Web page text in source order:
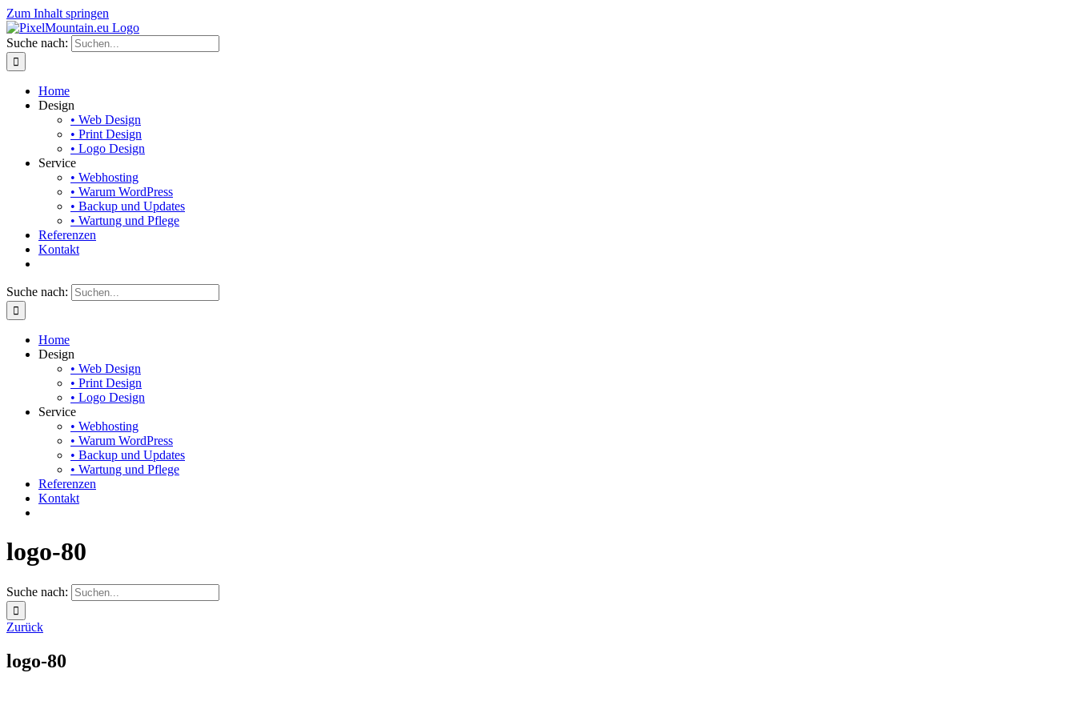
Zum Inhalt springen
Suche nach:
Home
Design
• Web Design
• Print Design
• Logo Design
Service
• Webhosting
• Warum WordPress
• Backup und Updates
• Wartung und Pflege
Referenzen
Kontakt
Suche nach:
Home
Design
• Web Design
• Print Design
• Logo Design
Service
• Webhosting
• Warum WordPress
• Backup und Updates
• Wartung und Pflege
Referenzen
Kontakt
logo-80
Suche nach:
Zurück
logo-80